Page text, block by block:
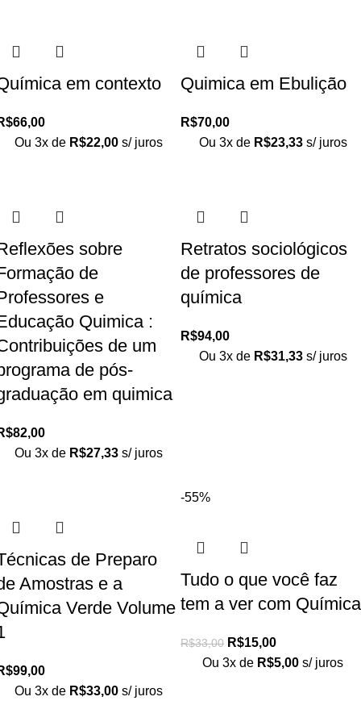
em contexto
66,00
Ou 3x de R$22,00 s/ juros
Quimica em Ebulição
R$70,00
Ou 3x de R$23,33 s/ juros
sobre
de
e
Quimica :
de um
de pós-
em quimica
82,00
Ou 3x de R$27,33 s/ juros
Retratos sociológicos
de professores de
química
R$94,00
Ou 3x de R$31,33 s/ juros
de Preparo
Amostras e a
Verde Volume
99,00
Ou 3x de R$33,00 s/ juros
-55%
Tudo o que você faz
tem a ver com Química
R$33,00 R$15,00
Ou 3x de R$5,00 s/ juros